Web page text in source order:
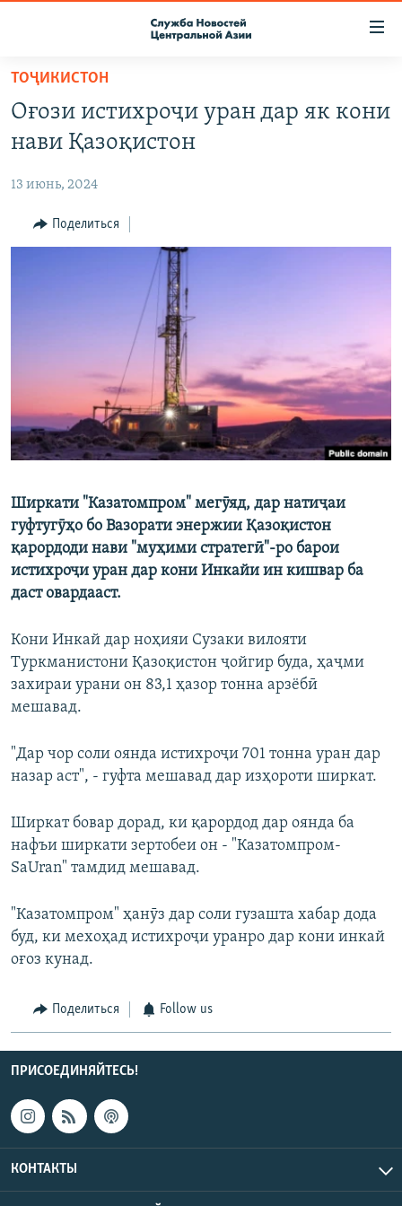
Вернуться
основному
содержанию
навигации
Вернутся
RFE/RL ДИРЕКТ
НАСТОЯЩЕЕ ВРЕМЯ
ТОҶИКИСТОН
Оғози истихроҷи уран дар як кони
нави Қазоқистон
13 июнь, 2024
Поделиться
Ширкати "Казатомпром" мегӯяд, дар натиҷаи
гуфтугӯҳо бо Вазорати энержии Қазоқистон
қарордоди нави "муҳими стратегӣ"-ро барои
истихроҷи уран дар кони Инкайи ин кишвар ба
даст овардааст.
Кони Инкай дар ноҳияи Сузаки вилояти
Туркманистони Қазоқистон ҷойгир буда, ҳаҷми
захираи урани он 83,1 ҳазор тонна арзёбӣ
мешавад.
"Дар чор соли оянда истихроҷи 701 тонна уран дар
назар аст", - гуфта мешавад дар изҳороти ширкат.
Ширкат бовар дорад, ки қарордод дар оянда ба
нафъи ширкати зертобеи он - "Казатомпром-
SaUran" тамдид мешавад.
"Казатомпром" ҳанӯз дар соли гузашта хабар дода
буд, ки мехоҳад истихроҷи уранро дар кони инкай
оғоз кунад.
Поделиться Follow us
ПРИСОЕДИНЯЙТЕСЬ!
КОНТАКТЫ